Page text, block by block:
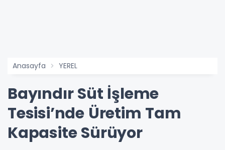
Anasayfa YEREL
Bayındır Süt İşleme
Tesisi’nde Üretim Tam
Kapasite Sürüyor